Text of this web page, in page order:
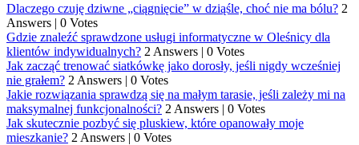
Dlaczego czuję dziwne „ciągnięcie” w dziąśle, choć nie ma bólu? 2
Answers | 0 Votes
Gdzie znaleźć sprawdzone usługi informatyczne w Oleśnicy dla
klientów indywidualnych? 2 Answers | 0 Votes
Jak zacząć trenować siatkówkę jako dorosły, jeśli nigdy wcześniej
nie grałem? 2 Answers | 0 Votes
Jakie rozwiązania sprawdzą się na małym tarasie, jeśli zależy mi na
maksymalnej funkcjonalności? 2 Answers | 0 Votes
Jak skutecznie pozbyć się pluskiew, które opanowały moje
mieszkanie? 2 Answers | 0 Votes